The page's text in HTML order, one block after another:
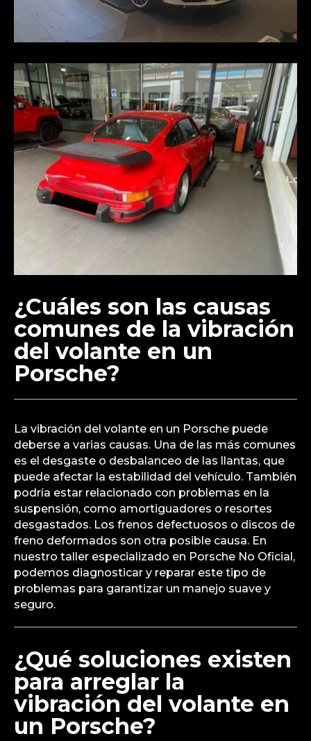
¿Cuáles son las causas
comunes de la vibración
del volante en un
Porsche?
La vibración del volante en un Porsche puede
deberse a varias causas. Una de las más comunes
es el desgaste o desbalanceo de las llantas, que
puede afectar la estabilidad del vehículo. También
podría estar relacionado con problemas en la
suspensión, como amortiguadores o resortes
desgastados. Los frenos defectuosos o discos de
freno deformados son otra posible causa. En
nuestro taller especializado en Porsche No Oficial,
podemos diagnosticar y reparar este tipo de
problemas para garantizar un manejo suave y
seguro.
¿Qué soluciones existen
para arreglar la
vibración del volante en
un Porsche?